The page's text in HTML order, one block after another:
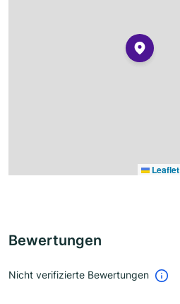
Leaflet
Bewertungen
Nicht verifizierte Bewertungen